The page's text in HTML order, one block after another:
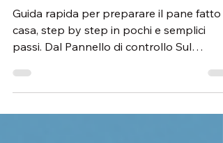
casa
Guida rapida per preparare il pane fatto
casa, step by step in pochi e semplici
passi. Dal Pannello di controllo Sul
Pannello di...